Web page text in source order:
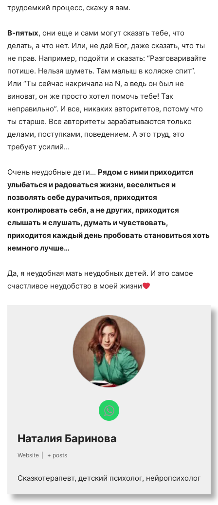
трудоемкий процесс, скажу я вам.
В-пятых, они еще и сами могут сказать тебе, что
делать, а что нет. Или, не дай Бог, даже сказать, что ты
не прав. Например, подойти и сказать: “Разговаривайте
потише. Нельзя шуметь. Там малыш в коляске спит”.
Или “Ты сейчас накричала на N, а ведь он был не
виноват, он же просто хотел помочь тебе! Так
неправильно”. И все, никаких авторитетов, потому что
ты старше. Все авторитеты зарабатываются только
делами, поступками, поведением. А это труд, это
требует усилий…
Очень неудобные дети… Рядом с ними приходится
улыбаться и радоваться жизни, веселиться и
позволять себе дурачиться, приходится
контролировать себя, а не других, приходится
слышать и слушать, думать и чувствовать,
приходится каждый день пробовать становиться хоть
немного лучше…
Да, я неудобная мать неудобных детей. И это самое
счастливое неудобство в моей жизни
Наталия Баринова
Website + posts
Сказкотерапевт, детский психолог, нейропсихолог